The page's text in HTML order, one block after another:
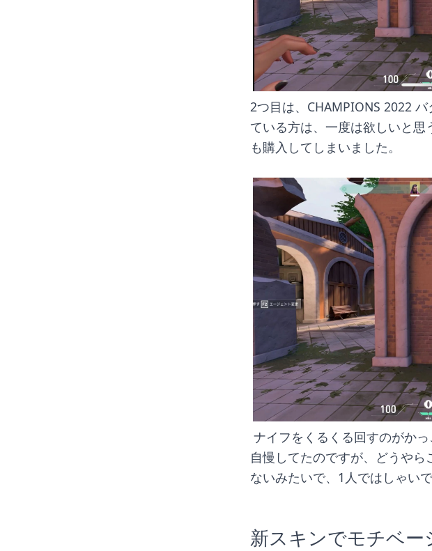
2つ目は、CHAMPIONS 2022
ている方は、一度は欲しいと
も購入してしまいました。
自慢してたのですが、どうや
ないみたいで、1人ではしゃい
新スキンでモチベー